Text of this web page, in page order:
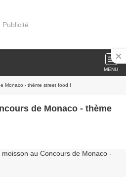
Publicité
MENU
Monaco - thème street food !
de Monaco - thème